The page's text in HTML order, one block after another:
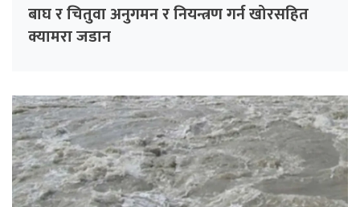
बाघ र चितुवा अनुगमन र नियन्त्रण गर्न खोरसहित
क्यामरा जडान